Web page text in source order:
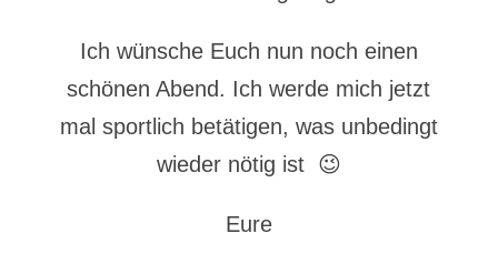
Ich wünsche Euch nun noch einen
schönen Abend. Ich werde mich jetzt
mal sportlich betätigen, was unbedingt
wieder nötig ist 😉
Eure